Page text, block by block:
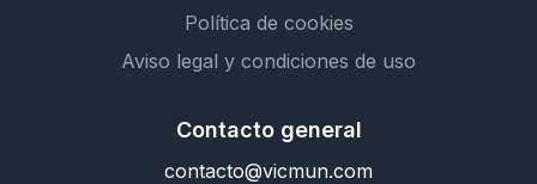
Política de cookies
Aviso legal y condiciones de uso
Contacto general
contacto@vicmun.com